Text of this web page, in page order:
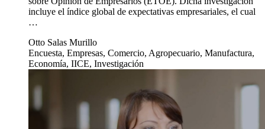
Estudio revela que optimismo del sector empresarial mejora
con miras al segundo trimestre del 2021